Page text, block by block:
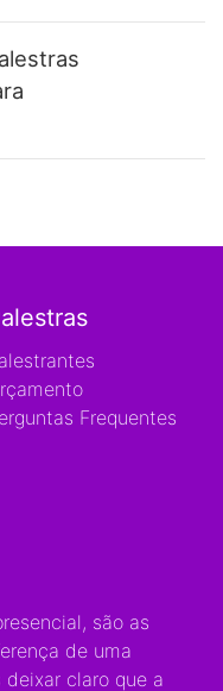
Frequentes
são as
de uma
deixar claro que a